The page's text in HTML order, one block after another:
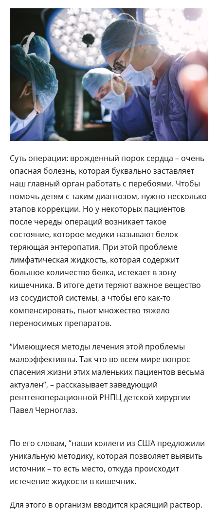
Суть операции: врожденный порок сердца – очень
опасная болезнь, которая буквально заставляет
наш главный орган работать с перебоями. Чтобы
помочь детям с таким диагнозом, нужно несколько
этапов коррекции. Но у некоторых пациентов
после череды операций возникает такое
состояние, которое медики называют белок
теряющая энтеропатия. При этой проблеме
лимфатическая жидкость, которая содержит
большое количество белка, истекает в зону
кишечника. В итоге дети теряют важное вещество
из сосудистой системы, а чтобы его как-то
компенсировать, пьют множество тяжело
переносимых препаратов.
“Имеющиеся методы лечения этой проблемы
малоэффективны. Так что во всем мире вопрос
спасения жизни этих маленьких пациентов весьма
актуален”, – рассказывает заведующий
рентгеноперационной РНПЦ детской хирургии
Павел Черноглаз.
По его словам, “наши коллеги из США предложили
уникальную методику, которая позволяет выявить
источник – то есть место, откуда происходит
истечение жидкости в кишечник.
Для этого в организм вводится красящий раствор.